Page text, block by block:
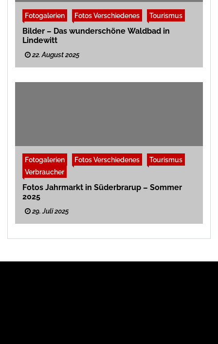
Fotogalerien Fotos Verschiedenes Tourismus
Bilder – Das wunderschöne Waldbad in
Lindewitt
22. August 2025
Fotogalerien Fotos Verschiedenes
Tourismus
Verbraucher
Fotos Jahrmarkt in Süderbrarup – Sommer
2025
29. Juli 2025